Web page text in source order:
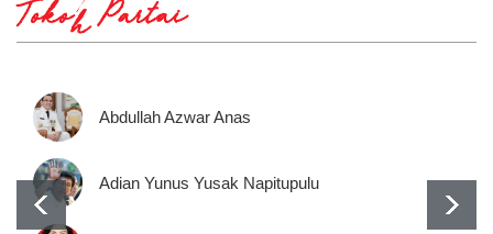
Tokoh Partai
Abdullah Azwar Anas
Adian Yunus Yusak Napitupulu